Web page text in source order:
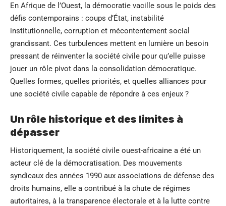
En Afrique de l’Ouest, la démocratie vacille sous le poids des
défis contemporains : coups d’État, instabilité
institutionnelle, corruption et mécontentement social
grandissant. Ces turbulences mettent en lumière un besoin
pressant de réinventer la société civile pour qu’elle puisse
jouer un rôle pivot dans la consolidation démocratique.
Quelles formes, quelles priorités, et quelles alliances pour
une société civile capable de répondre à ces enjeux ?
Un rôle historique et des limites à
dépasser
Historiquement, la société civile ouest-africaine a été un
acteur clé de la démocratisation. Des mouvements
syndicaux des années 1990 aux associations de défense des
droits humains, elle a contribué à la chute de régimes
autoritaires, à la transparence électorale et à la lutte contre